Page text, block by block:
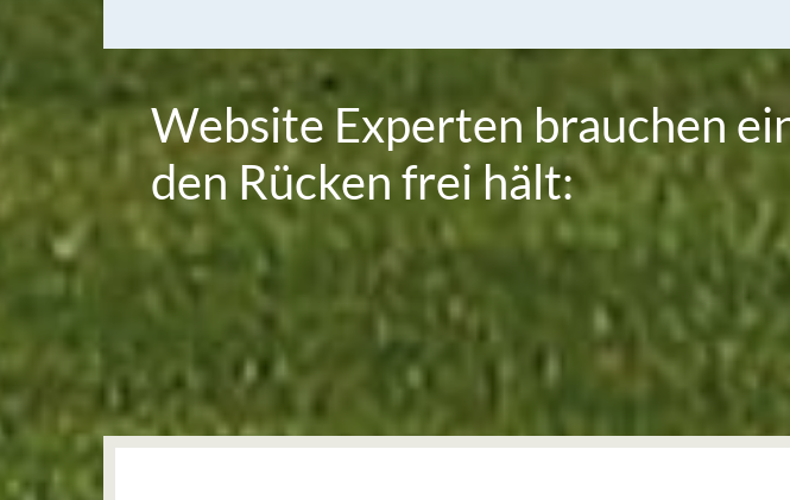
Website Experten brauchen
den Rücken frei hält: